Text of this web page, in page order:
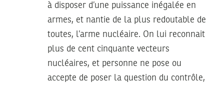
à disposer d’une puissance inégalée en
armes, et nantie de la plus redoutable de
toutes, l’arme nucléaire. On lui reconnait
plus de cent cinquante vecteurs
nucléaires, et personne ne pose ou
accepte de poser la question du contrôle,